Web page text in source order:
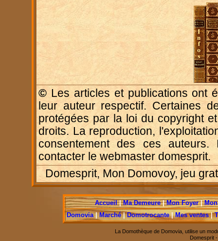
© Les articles et publications ont
leur auteur respectif. Certaines
protégées par la loi du copyright
droits. La reproduction,
consentement des ces auteurs.
contacter le webmaster domesprit.
Domesprit, Mon Domovoy, jeu
Accueil|Ma Demeure|Mon Foyer|
Domovia|Marché|Domotrocante|Mes ventes|
La Domothèque de Domovia, utilise un
Domesprit